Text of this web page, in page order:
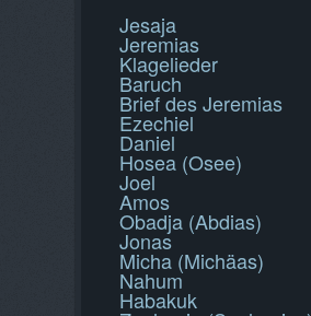
Jesaja
Jeremias
Klagelieder
Baruch
Brief des Jeremias
Ezechiel
Daniel
Hosea (Osee)
Joel
Amos
Obadja (Abdias)
Jonas
Micha (Michäas)
Nahum
Habakuk